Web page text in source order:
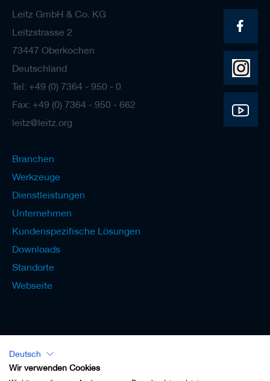
Leitz GmbH & Co. KG
Leitzstrasse 2
73447 Oberkochen
Deutschland
Tel: +49 (0) 7364 - 950 - 0
Fax: +49 (0) 7364 - 950 - 662
leitz@leitz.org
Branchen
Werkzeuge
Dienstleistungen
Unternehmen
Kundenspezifische Lösungen
Downloads
Standorte
Webseite
Lexikon - Deutsch
Deutsch
Wir verwenden Cookies